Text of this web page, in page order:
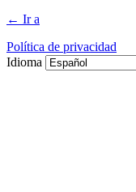
← Ir a
Política de privacidad
Idioma